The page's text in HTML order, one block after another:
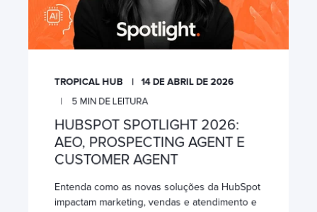
TROPICAL HUB
14 DE ABRIL DE 2026
5 MIN DE LEITURA
HUBSPOT SPOTLIGHT 2026:
AEO, PROSPECTING AGENT E
CUSTOMER AGENT
Entenda como as novas soluções da HubSpot
impactam marketing, vendas e atendimento e